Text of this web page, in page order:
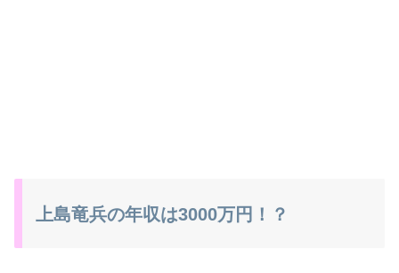
上島竜兵の年収は3000万円！？